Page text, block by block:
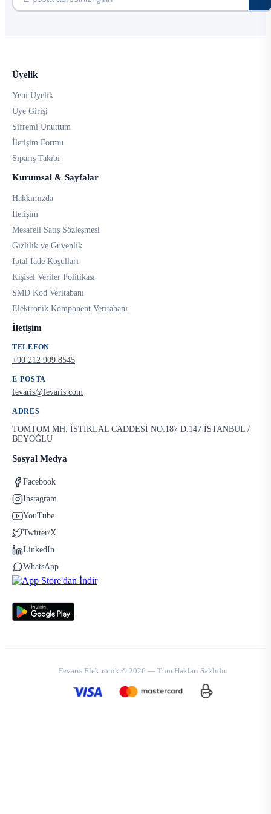
Üyelik
Yeni Üyelik
Üye Girişi
Şifremi Unuttum
İletişim Formu
Sipariş Takibi
Kurumsal & Sayfalar
Hakkımızda
İletişim
Mesafeli Satış Sözleşmesi
Gizlilik ve Güvenlik
İptal İade Koşulları
Kişisel Veriler Politikası
SMD Kod Veritabanı
Elektronik Komponent Veritabanı
İletişim
TELEFON
+90 212 909 8545
E-POSTA
fevaris@fevaris.com
ADRES
TOMTOM MH. İSTİKLAL CADDESİ NO:187 D:147 İSTANBUL /
BEYOĞLU
Sosyal Medya
Facebook
Instagram
YouTube
Twitter/X
LinkedIn
WhatsApp
Fevaris Elektronik © 2026 — Tüm Hakları Saklıdır.